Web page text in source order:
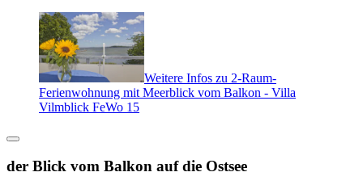
Weitere Infos zu 2-Raum-
Ferienwohnung mit Meerblick vom Balkon - Villa
Vilmblick FeWo 15
der Blick vom Balkon auf die Ostsee